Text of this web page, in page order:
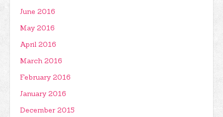
June 2016
May 2016
April 2016
March 2016
February 2016
January 2016
December 2015